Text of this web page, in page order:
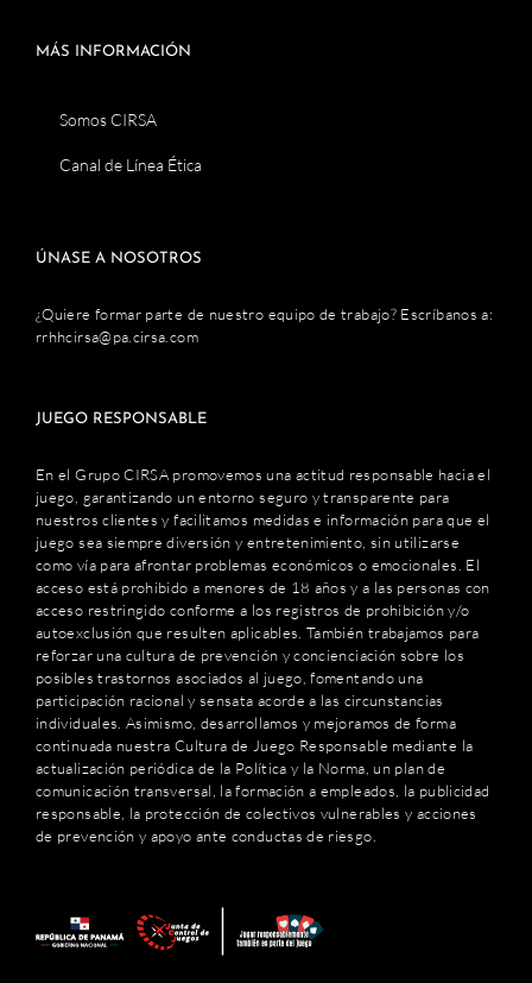
MÁS INFORMACIÓN
Somos CIRSA
Canal de Línea Ética
ÚNASE A NOSOTROS
¿Quiere formar parte de nuestro equipo de trabajo? Escríbanos a:
rrhhcirsa@pa.cirsa.com
JUEGO RESPONSABLE
En el Grupo CIRSA promovemos una actitud responsable hacia el
juego, garantizando un entorno seguro y transparente para
nuestros clientes y facilitamos medidas e información para que el
juego sea siempre diversión y entretenimiento, sin utilizarse
como vía para afrontar problemas económicos o emocionales. El
acceso está prohibido a menores de 18 años y a las personas con
acceso restringido conforme a los registros de prohibición y/o
autoexclusión que resulten aplicables. También trabajamos para
reforzar una cultura de prevención y concienciación sobre los
posibles trastornos asociados al juego, fomentando una
participación racional y sensata acorde a las circunstancias
individuales. Asimismo, desarrollamos y mejoramos de forma
continuada nuestra Cultura de Juego Responsable mediante la
actualización periódica de la Política y la Norma, un plan de
comunicación transversal, la formación a empleados, la publicidad
responsable, la protección de colectivos vulnerables y acciones
de prevención y apoyo ante conductas de riesgo.